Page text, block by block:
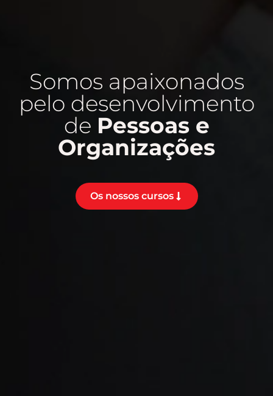
Somos apaixonados
pelo desenvolvimento
de Pessoas e
Organizações
Os nossos cursos